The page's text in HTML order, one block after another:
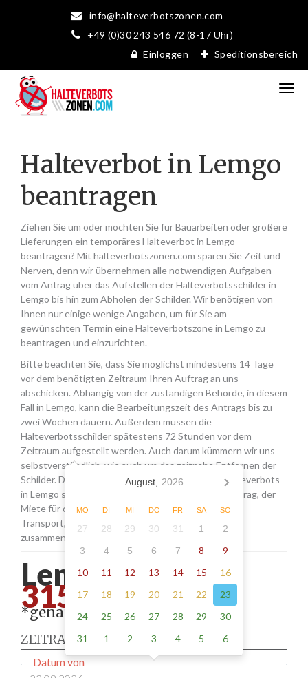
info@halteverbotszonen.com
+49 (0)30 243 546 72 (8-17 Uhr)
Einloggen
Speditionsbereich
Halteverbot in Lemgo
beantragen
Ziehen Sie um oder möchten Sie für Bauarbeiten oder größere
Lieferungen ein temporäres Halteverbot in Lemgo
beantragen? Mit halteverbotszonen.com sparen Sie Zeit und
Nerven, denn wir übernehmen alle notwendigen Aufgaben
vom Antrag über das Aufstellen der Halteverbotsschilder in
Lemgo bis hin zum Abholen der Schilder. Wir benötigen von
Ihnen nur einige wenige Angaben, um für Sie am
gewünschten Termin eine Halteverbotszone in Lemgo zu
beantragen und einzurichten.
Bitte beachten Sie, dass Sie möglichst mindestens 14 Tage
vor dem benötigten Zeitraum Ihren Auftrag an uns
abschicken. Abhängig von der zuständigen Behörde, in diesem
Fall in Lemgo, kann die Bearbeitungszeit des Antrags bis zu
zwei Wochen dauern. Außerdem müssen die
Halteverbotsschilder spätestens 72 Stunden vor dem
Zeitraum aufgestellt werden. Auch darum kümmern wir uns
selbstverständlich, wie auch um das zeitnahe Entfernen der
Schilder. Die Kosten für die Beantragung eines Halteverbots
in Lemgo setzen sich aus den Gebühren für den Antrag, der
Miete für die Schilder sowie einer Pauschale für den
Transport, das Aufstellen und Abholen der Schilder
zusammen.
Lemgo - ab
315.00*
*genaue Adresse erforderlich
ZEITRAUM
Datum von
August, 2026
MO DI MI DO FR SA SO
27 28 29 30 31 1
2
3
4 5 6 7 8
9
10
11 12 13 14 15
16
17
18 19 20 21 22
23
24
25 26 27 28 29
30
31
1 2 3 4 5 6